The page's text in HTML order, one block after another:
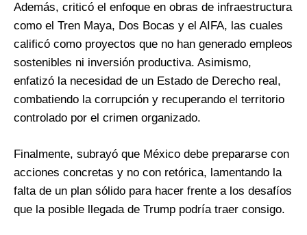
Además, criticó el enfoque en obras de infraestructura
como el Tren Maya, Dos Bocas y el AIFA, las cuales
calificó como proyectos que no han generado empleos
sostenibles ni inversión productiva. Asimismo,
enfatizó la necesidad de un Estado de Derecho real,
combatiendo la corrupción y recuperando el territorio
controlado por el crimen organizado.
Finalmente, subrayó que México debe prepararse con
acciones concretas y no con retórica, lamentando la
falta de un plan sólido para hacer frente a los desafíos
que la posible llegada de Trump podría traer consigo.